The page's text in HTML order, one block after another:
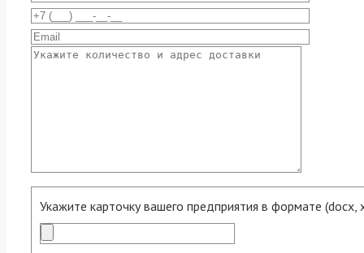
Укажите карточку вашего предприятия в формате (docx,